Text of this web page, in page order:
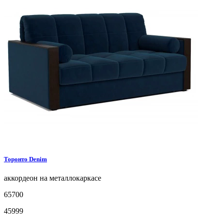
Торонто Denim
аккордеон на металлокаркасе
65700
45999